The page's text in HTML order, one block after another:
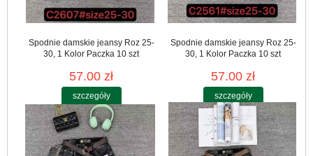
Spodnie damskie jeansy Roz 25-
30, 1 Kolor Paczka 10 szt
57.00 zł
szczegóły
Spodnie damskie jeansy Roz 25-
30, 1 Kolor Paczka 10 szt
57.00 zł
szczegóły